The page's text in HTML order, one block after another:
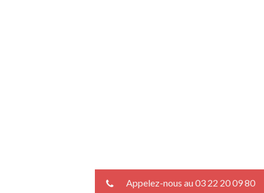
Appelez-nous au 03 22 20 09 80